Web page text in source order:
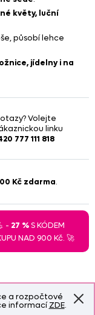
a rozpočtové
informacíZDE.
květy, luční
působí lehce
jídelny i na
Volejte
linku
777 111 818
Kč zdarma.
- 27 %S KÓDEM
NAD 900 Kč. 🚀